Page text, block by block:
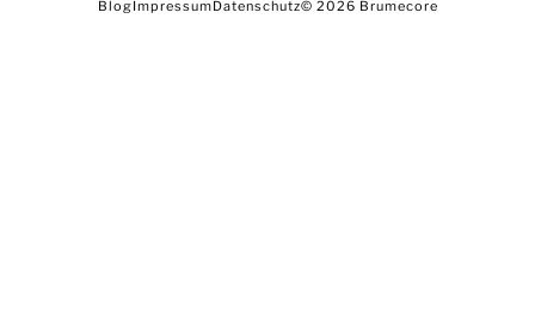
BlogImpressumDatenschutz© 2026 Brumecore